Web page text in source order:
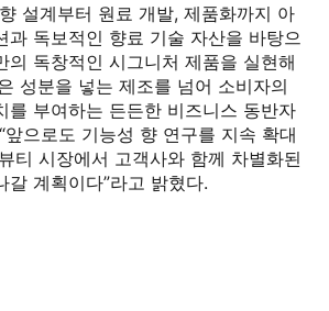
설계부터 원료 개발, 제품화까지 아
과 독보적인 향료 기술 자산을 바탕으
의 독창적인 시그니처 제품을 실현해
성분을 넣는 제조를 넘어 소비자의
를 부여하는 든든한 비즈니스 동반자
앞으로도 기능성 향 연구를 지속 확대
티 시장에서 고객사와 함께 차별화된
갈 계획이다”라고 밝혔다.